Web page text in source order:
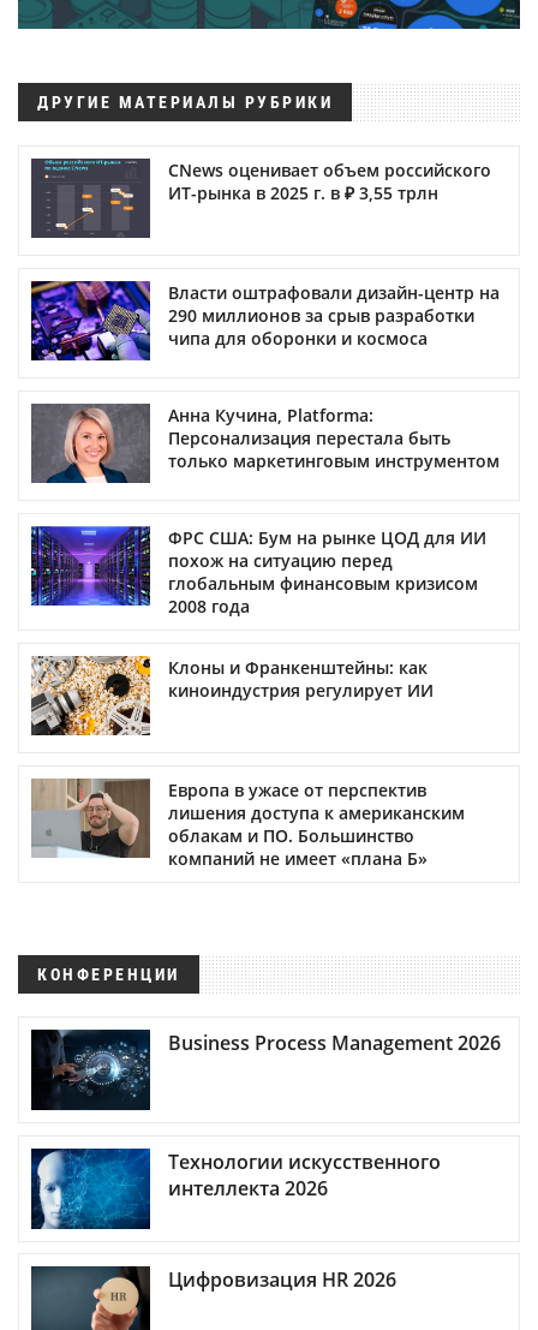
ДРУГИЕ МАТЕРИАЛЫ РУБРИКИ
CNews оценивает объем российского
ИТ-рынка в 2025 г. в ₽ 3,55 трлн
Власти оштрафовали дизайн-центр на
290 миллионов за срыв разработки
чипа для оборонки и космоса
Анна Кучина, Platforma:
Персонализация перестала быть
только маркетинговым инструментом
ФРС США: Бум на рынке ЦОД для ИИ
похож на ситуацию перед
глобальным финансовым кризисом
2008 года
Клоны и Франкенштейны: как
киноиндустрия регулирует ИИ
Европа в ужасе от перспектив
лишения доступа к американским
облакам и ПО. Большинство
компаний не имеет «плана Б»
КОНФЕРЕНЦИИ
Business Process Management 2026
Технологии искусственного
интеллекта 2026
Цифровизация HR 2026